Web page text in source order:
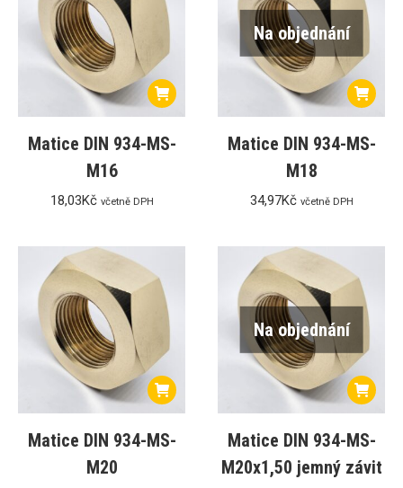
Matice DIN 934-MS-
M16
18,03Kč včetně DPH
Na objednání
Matice DIN 934-MS-
M18
34,97Kč včetně DPH
Matice DIN 934-MS-
M20
Na objednání
Matice DIN 934-MS-
M20x1,50 jemný závit